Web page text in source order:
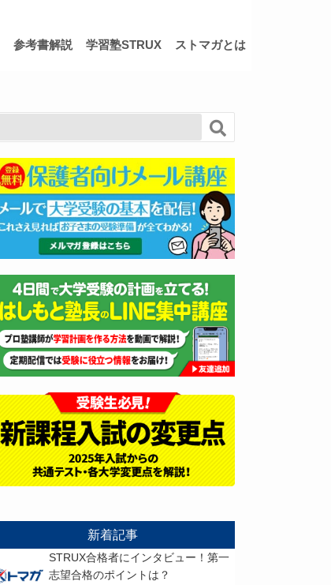
参考書解説 学習塾STRUX ストマガとは
新着記事
STRUX合格者にインタビュー！第一
志望合格のポイントは？